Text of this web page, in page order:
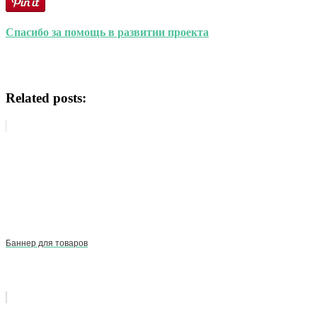
Спасибо за помощь в развитии проекта
Related posts:
Баннер для товаров